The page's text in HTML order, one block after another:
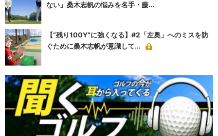
ない」桑木志帆の悩みを名手・藤...
【“残り100Y”に強くなる】#2「左奥」へのミスを防
ぐために桑木志帆が意識して...